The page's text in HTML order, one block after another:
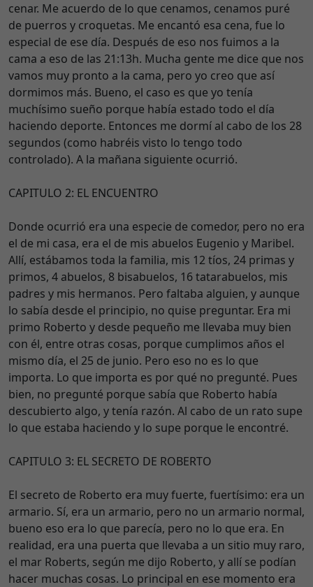
cenar. Me acuerdo de lo que cenamos, cenamos puré
de puerros y croquetas. Me encantó esa cena, fue lo
especial de ese día. Después de eso nos fuimos a la
cama a eso de las 21:13h. Mucha gente me dice que nos
vamos muy pronto a la cama, pero yo creo que así
dormimos más. Bueno, el caso es que yo tenía
muchísimo sueño porque había estado todo el día
haciendo deporte. Entonces me dormí al cabo de los 28
segundos (como habréis visto lo tengo todo
controlado). A la mañana siguiente ocurrió.
CAPITULO 2: EL ENCUENTRO
Donde ocurrió era una especie de comedor, pero no era
el de mi casa, era el de mis abuelos Eugenio y Maribel.
Allí, estábamos toda la familia, mis 12 tíos, 24 primas y
primos, 4 abuelos, 8 bisabuelos, 16 tatarabuelos, mis
padres y mis hermanos. Pero faltaba alguien, y aunque
lo sabía desde el principio, no quise preguntar. Era mi
primo Roberto y desde pequeño me llevaba muy bien
con él, entre otras cosas, porque cumplimos años el
mismo día, el 25 de junio. Pero eso no es lo que
importa. Lo que importa es por qué no pregunté. Pues
bien, no pregunté porque sabía que Roberto había
descubierto algo, y tenía razón. Al cabo de un rato supe
lo que estaba haciendo y lo supe porque le encontré.
CAPITULO 3: EL SECRETO DE ROBERTO
El secreto de Roberto era muy fuerte, fuertísimo: era un
armario. Sí, era un armario, pero no un armario normal,
bueno eso era lo que parecía, pero no lo que era. En
realidad, era una puerta que llevaba a un sitio muy raro,
el mar Roberts, según me dijo Roberto, y allí se podían
hacer muchas cosas. Lo principal en ese momento era